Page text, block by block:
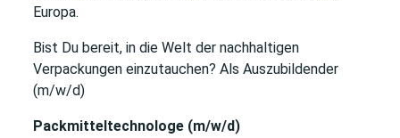
Europa.
Bist Du bereit, in die Welt der nachhaltigen
Verpackungen einzutauchen? Als Auszubildender
(m/w/d)
Packmitteltechnologe (m/w/d)